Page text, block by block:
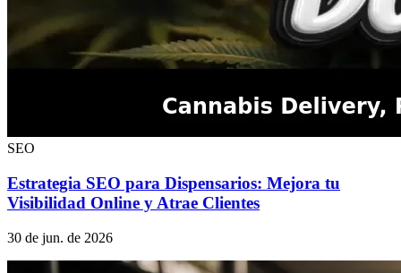
SEO
Estrategia SEO para Dispensarios: Mejora tu
Visibilidad Online y Atrae Clientes
30 de jun. de 2026